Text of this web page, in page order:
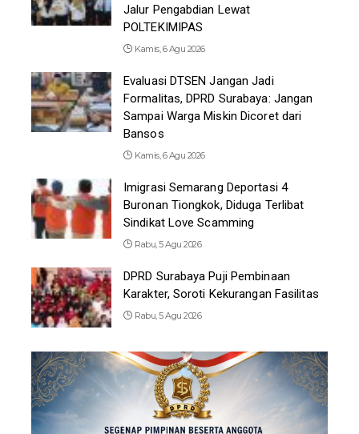
Jalur Pengabdian Lewat
POLTEKIMIPAS
Kamis, 6 Agu 2026
Evaluasi DTSEN Jangan Jadi
Formalitas, DPRD Surabaya: Jangan
Sampai Warga Miskin Dicoret dari
Bansos
Kamis, 6 Agu 2026
Imigrasi Semarang Deportasi 4
Buronan Tiongkok, Diduga Terlibat
Sindikat Love Scamming
Rabu, 5 Agu 2026
DPRD Surabaya Puji Pembinaan
Karakter, Soroti Kekurangan Fasilitas
Rabu, 5 Agu 2026